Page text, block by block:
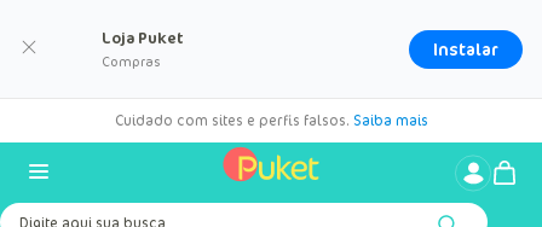
Loja Puket
Compras
Instalar
Cuidado com sites e perfis falsos. Saiba mais
Digite aqui sua busca